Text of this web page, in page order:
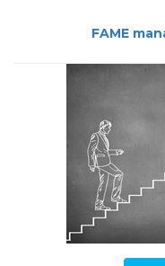
FAME